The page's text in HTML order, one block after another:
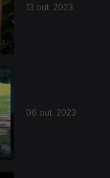
13 out. 2023
06 out. 2023